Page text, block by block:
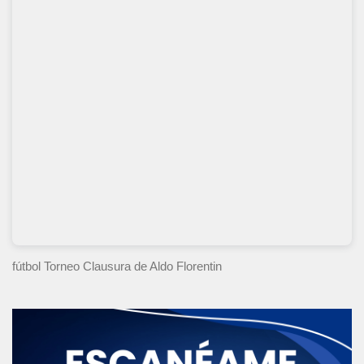
fútbol Torneo Clausura de Aldo Florentin